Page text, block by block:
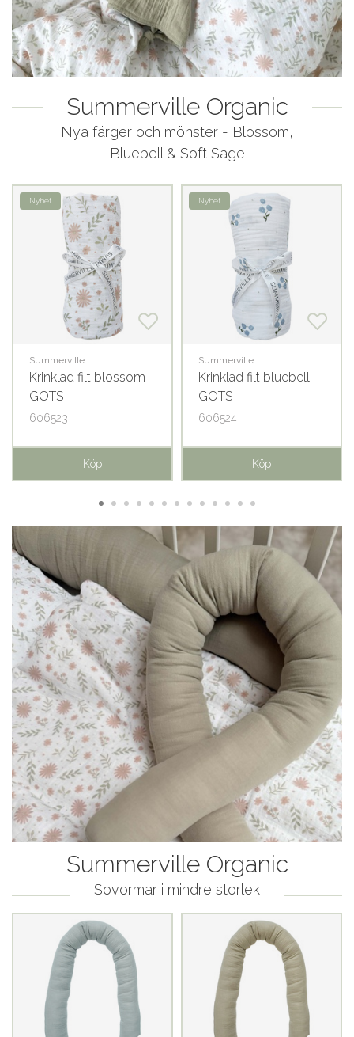
Summerville Organic
Nya färger och mönster - Blossom,
Bluebell & Soft Sage
Nyhet
Summerville
Krinklad filt blossom
GOTS
606523
Köp
Nyhet
Summerville
Krinklad filt bluebell
GOTS
606524
Köp
Summerville Organic
Sovormar i mindre storlek